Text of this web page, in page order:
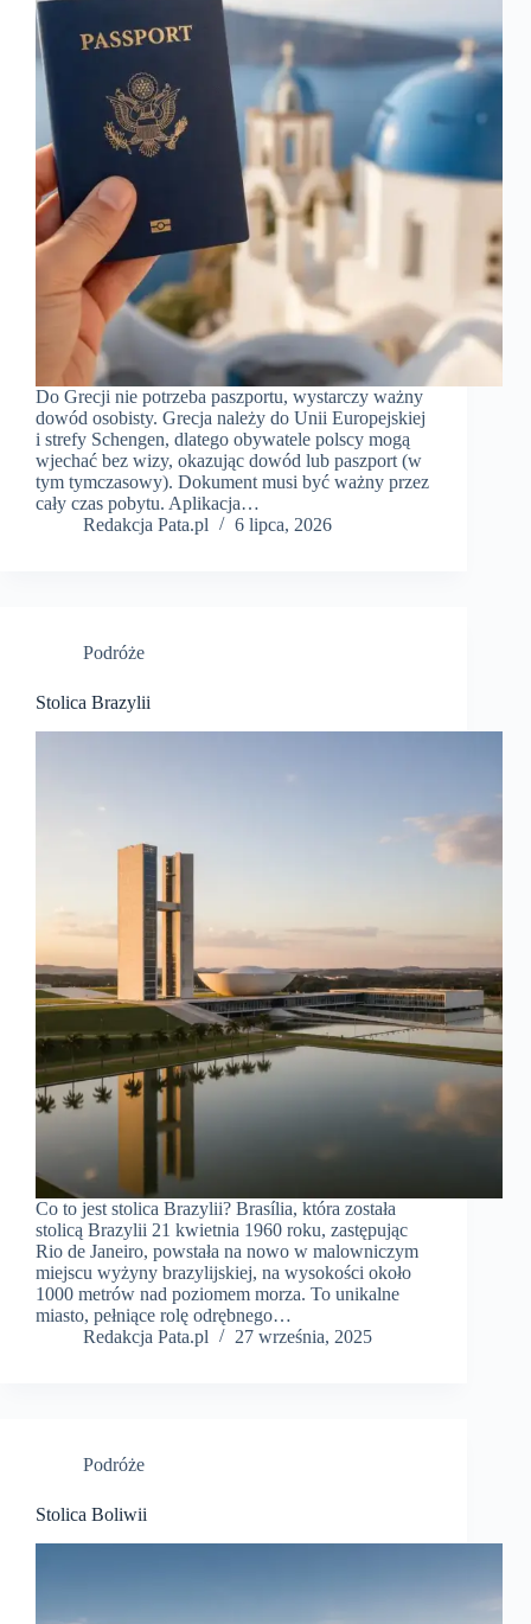
Do Grecji nie potrzeba paszportu, wystarczy ważny
dowód osobisty. Grecja należy do Unii Europejskiej
i strefy Schengen, dlatego obywatele polscy mogą
wjechać bez wizy, okazując dowód lub paszport (w
tym tymczasowy). Dokument musi być ważny przez
cały czas pobytu. Aplikacja…
Redakcja Pata.pl
6 lipca, 2026
Podróże
Stolica Brazylii
Co to jest stolica Brazylii? Brasília, która została
stolicą Brazylii 21 kwietnia 1960 roku, zastępując
Rio de Janeiro, powstała na nowo w malowniczym
miejscu wyżyny brazylijskiej, na wysokości około
1000 metrów nad poziomem morza. To unikalne
miasto, pełniące rolę odrębnego…
Redakcja Pata.pl
27 września, 2025
Podróże
Stolica Boliwii